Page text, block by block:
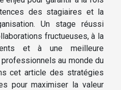
des stagiaires et la
Un stage réussi
fructueuses, à la
et à une meilleure
au monde du
cet article des stratégies
pour maximiser la valeur